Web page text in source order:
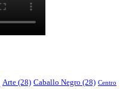
Arte (28) Caballo Negro (28) Centro